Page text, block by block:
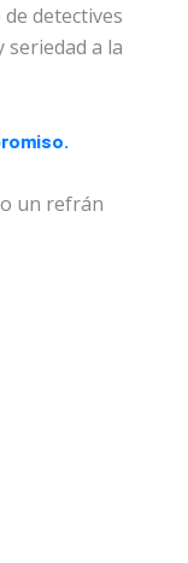
detectives
seriedad a la
un refrán